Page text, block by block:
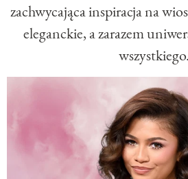
zachwycająca inspiracja na
eleganckie, a zarazem
wszystkiego.